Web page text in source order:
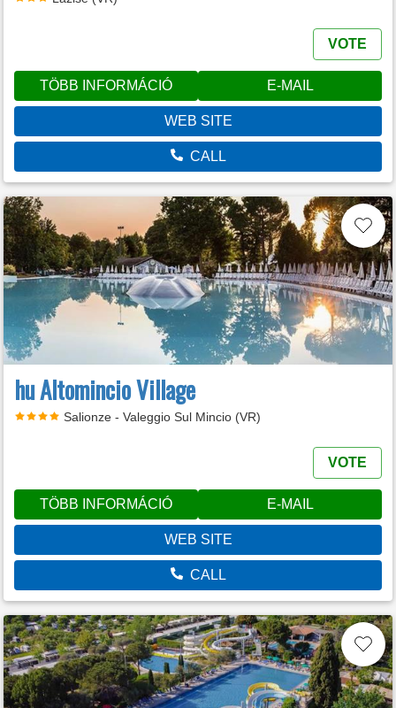
VOTE
TÖBB INFORMÁCIÓ E-MAIL
WEB SITE
CALL
hu Altomincio Village
Salionze - Valeggio Sul Mincio (VR)
VOTE
TÖBB INFORMÁCIÓ E-MAIL
WEB SITE
CALL